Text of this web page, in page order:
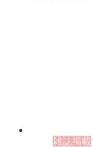
雑誌掲載